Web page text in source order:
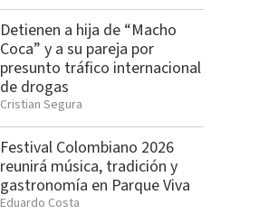
Detienen a hija de “Macho
Coca” y a su pareja por
presunto tráfico internacional
de drogas
Cristian Segura
Festival Colombiano 2026
reunirá música, tradición y
gastronomía en Parque Viva
Eduardo Costa